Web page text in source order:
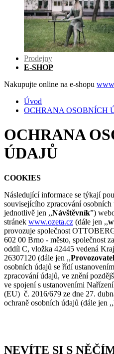
Prodejny
E-SHOP
Nakupujte online na e-shopu
Úvod
OCHRANA OSOBNÍCH
OCHRANA
ÚDAJŮ
COOKIES
Následující informace se týkají
souvisejícího zpracování
jednotlivě jen ,,Návštěvník”)
stránek www.ozeta.cz (dále jen ,,
provozuje společnost
602 00 Brno - město, společnost
oddíl C, vložka 42445 vedená
26307120 (dále jen ,,Provozovatel
osobních údajů se řídí
zpracování údajů, ve znění
ve spojení s ustanoveními
(EU) č. 2016/679 ze dne 27.
ochraně osobních údajů (dále jen ,,
NEVÍTE SI S